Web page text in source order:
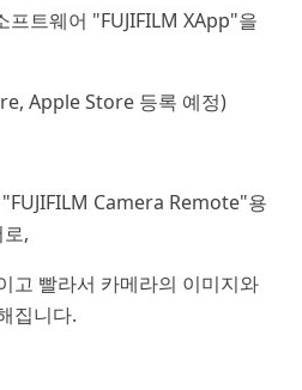
프트웨어 "FUJIFILM XApp"을
Apple Store 등록 예정)
Camera Remote"용
,
고 빨라서 카메라의 이미지와
집니다.